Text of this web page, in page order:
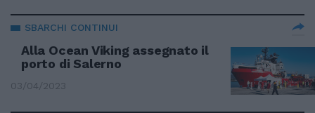
SBARCHI CONTINUI
Alla Ocean Viking assegnato il
porto di Salerno
03/04/2023